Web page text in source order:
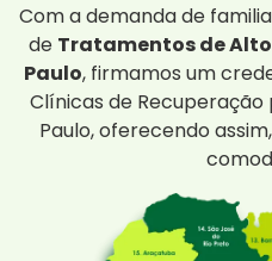
Com a demanda de
de Tratamentos de Alto
Paulo, firmamos um
Clínicas de Recuperação
Paulo, oferecendo